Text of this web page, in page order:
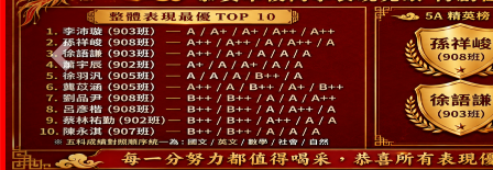
「本色祭」8/29、30在